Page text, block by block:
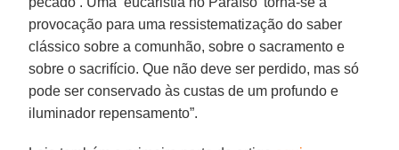
provocação para uma ressistematização do saber
clássico sobre a comunhão, sobre o sacramento e
sobre o sacrifício. Que não deve ser perdido, mas só
pode ser conservado às custas de um profundo e
iluminador repensamento”.